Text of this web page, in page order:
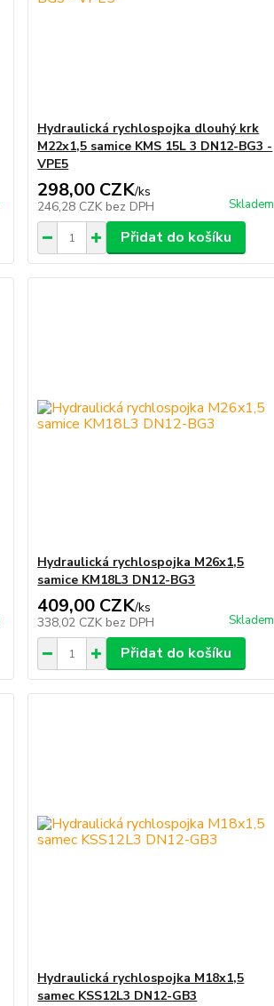
Hydraulická rychlospojka dlouhý krk
M22x1,5 samice KMS 15L 3 DN12-BG3 -
VPE5
298,00 CZK/ks
246,28 CZK bez DPH Skladem
Přidat do košíku
Hydraulická rychlospojka M26x1,5
samice KM18L3 DN12-BG3
409,00 CZK/ks
338,02 CZK bez DPH Skladem
Přidat do košíku
Hydraulická rychlospojka M18x1,5
samec KSS12L3 DN12-GB3